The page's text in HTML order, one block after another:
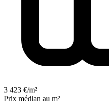
3 423 €/m²
Prix médian au m²